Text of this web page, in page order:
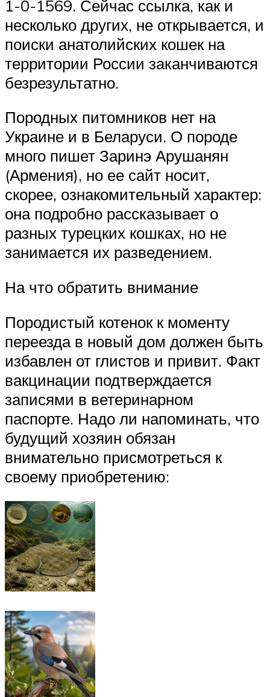
1-0-1569. Сейчас ссылка, как и
несколько других, не открывается, и
поиски анатолийских кошек на
территории России заканчиваются
безрезультатно.
Породных питомников нет на
Украине и в Беларуси. О породе
много пишет Заринэ Арушанян
(Армения), но ее сайт носит,
скорее, ознакомительный характер:
она подробно рассказывает о
разных турецких кошках, но не
занимается их разведением.
На что обратить внимание
Породистый котенок к моменту
переезда в новый дом должен быть
избавлен от глистов и привит. Факт
вакцинации подтверждается
записями в ветеринарном
паспорте. Надо ли напоминать, что
будущий хозяин обязан
внимательно присмотреться к
своему приобретению: